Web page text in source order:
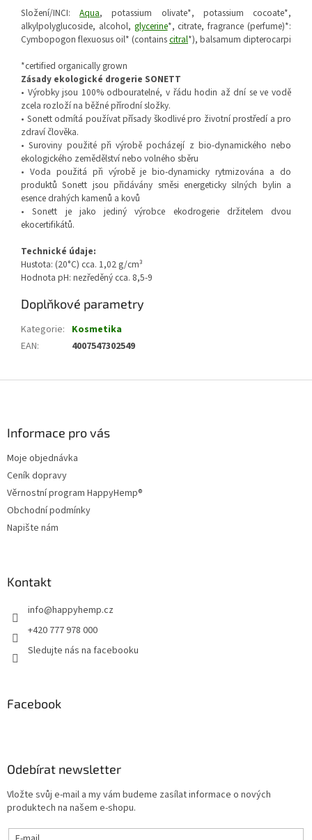
Složení/INCI:Aqua, potassium olivate*, potassium cocoate*,
alkylpolyglucoside, alcohol, glycerine*, citrate, fragrance (perfume)*:
Cymbopogon flexuosus oil* (containscitral*), balsamum dipterocarpi
*certified organically grown
Zásady ekologické drogerie SONETT
• Výrobky jsou 100% odbouratelné, v řádu hodin až dní se ve vodě
zcela rozloží na běžné přírodní složky.
• Sonett odmítá používat přísady škodlivé pro životní prostředí a pro
zdraví člověka.
• Suroviny použité při výrobě pocházejí z bio-dynamického nebo
ekologického zemědělství nebo volného sběru
• Voda použitá při výrobě je bio-dynamicky rytmizována a do
produktů Sonett jsou přidávány směsi energeticky silných bylin a
esence drahých kamenů a kovů
• Sonett je jako jediný výrobce ekodrogerie držitelem dvou
ekocertifikátů.
Technické údaje:
Hustota: (20°C) cca. 1,02 g/cm³
Hodnota pH: nezředěný cca. 8,5-9
Doplňkové parametry
Kategorie: Kosmetika
EAN: 4007547302549
Informace pro vás
Moje objednávka
Ceník dopravy
Věrnostní program HappyHemp®
Obchodní podmínky
Napište nám
Kontakt
info@happyhemp.cz
+420 777 978 000
Sledujte nás na facebooku
Facebook
Odebírat newsletter
Vložte svůj e-mail a my vám budeme zasílat informace o nových
produktech na našem e-shopu.